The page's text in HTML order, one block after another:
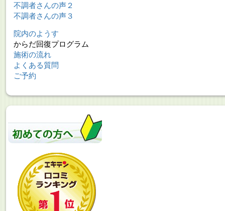
不調者さんの声２
不調者さんの声３
院内のようす
からだ回復プログラム
施術の流れ
よくある質問
ご予約